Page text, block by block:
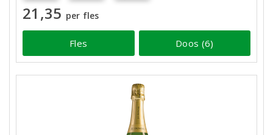
21,35 per fles
Fles Doos (6)